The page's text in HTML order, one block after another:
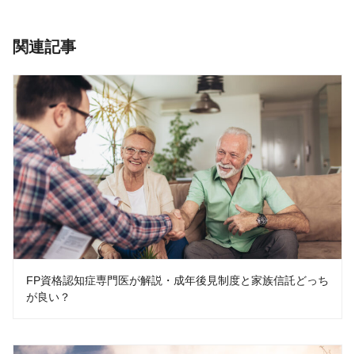
関連記事
FP資格認知症専門医が解説・成年後見制度と家族信託どっち
が良い？